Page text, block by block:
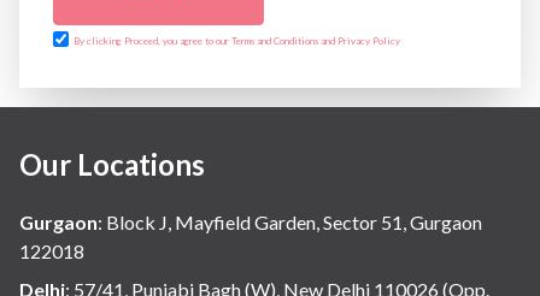
By clicking Proceed, you agree to our Terms and Conditions and Privacy Policy
Our Locations
Gurgaon: Block J, Mayfield Garden, Sector 51, Gurgaon
122018
Delhi: 57/41, Punjabi Bagh (W), New Delhi 110026 (Opp.